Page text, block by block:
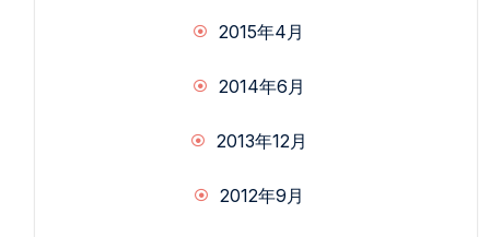
2015年4月
2014年6月
2013年12月
2012年9月